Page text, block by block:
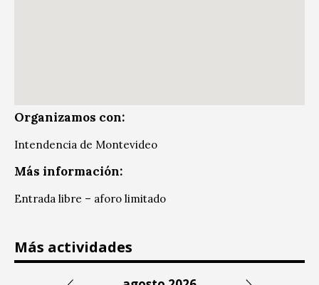
Organizamos con:
Intendencia de Montevideo
Más información:
Entrada libre – aforo limitado
Más actividades